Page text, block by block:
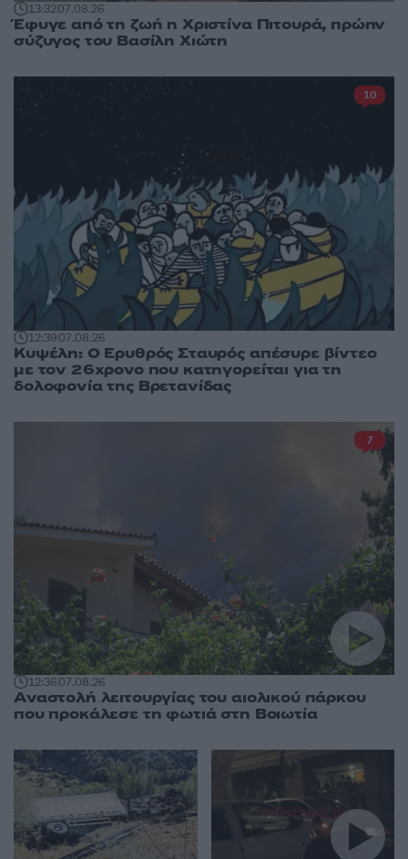
13:3207.08.26
Έφυγε από τη ζωή η Χριστίνα Πιτουρά, πρώην
σύζυγος του Βασίλη Χιώτη
12:3907.08.26
Κυψέλη: Ο Ερυθρός Σταυρός απέσυρε βίντεο
με τον 26χρονο που κατηγορείται για τη
δολοφονία της Βρετανίδας
10
12:3607.08.26
Αναστολή λειτουργίας του αιολικού πάρκου
που προκάλεσε τη φωτιά στη Βοιωτία
7